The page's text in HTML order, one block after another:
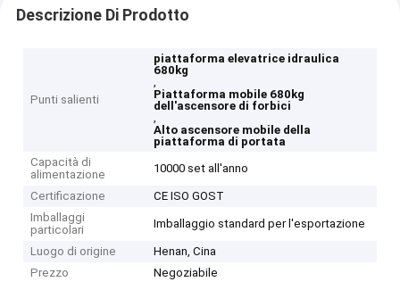
Descrizione Di Prodotto
Punti salienti
piattaforma elevatrice idraulica
680kg
,
Piattaforma mobile 680kg
dell'ascensore di forbici
,
Alto ascensore mobile della
piattaforma di portata
Capacità di
alimentazione
10000 set all'anno
Certificazione
CE ISO GOST
Imballaggi
particolari
Imballaggio standard per l'esportazione
Luogo di origine
Henan, Cina
Prezzo
Negoziabile